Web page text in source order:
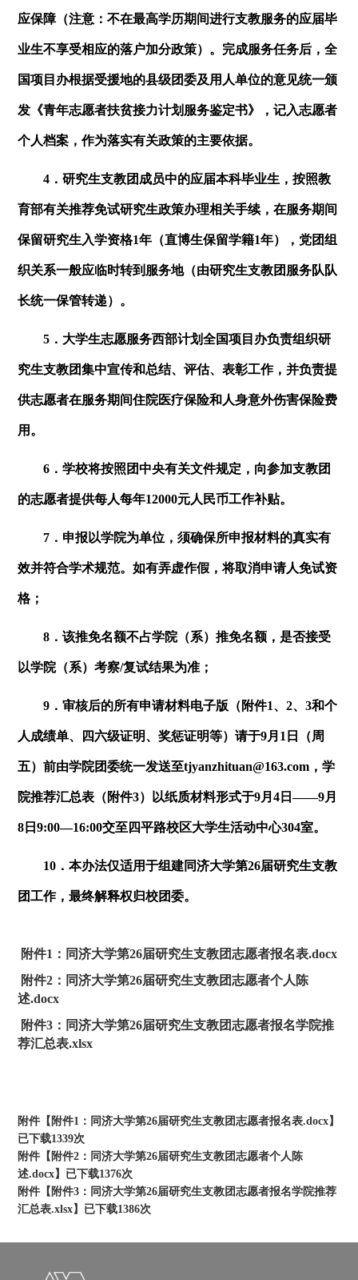
应保障（注意：不在最高学历期间进行支教服务的应届毕
业生不享受相应的落户加分政策）。完成服务任务后，全
国项目办根据受援地的县级团委及用人单位的意见统一颁
发《青年志愿者扶贫接力计划服务鉴定书》，记入志愿者
个人档案，作为落实有关政策的主要依据。
4．研究生支教团成员中的应届本科毕业生，按照教
育部有关推荐免试研究生政策办理相关手续，在服务期间
保留研究生入学资格1年（直博生保留学籍1年），党团组
织关系一般应临时转到服务地（由研究生支教团服务队队
长统一保管转递）。
5．大学生志愿服务西部计划全国项目办负责组织研
究生支教团集中宣传和总结、评估、表彰工作，并负责提
供志愿者在服务期间住院医疗保险和人身意外伤害保险费
用。
6．学校将按照团中央有关文件规定，向参加支教团
的志愿者提供每人每年12000元人民币工作补贴。
7．申报以学院为单位，须确保所申报材料的真实有
效并符合学术规范。如有弄虚作假，将取消申请人免试资
格；
8．该推免名额不占学院（系）推免名额，是否接受
以学院（系）考察/复试结果为准；
9．审核后的所有申请材料电子版（附件1、2、3和个
人成绩单、四六级证明、奖惩证明等）请于9月 1 日（周
五）前由学院团委统一发送至tjyanzhituan@163.com ，学
院推荐汇总表（附件3）以纸质材料形式于9月4 日——9月
8 日9:00—16:00交至四平路校区大学生活动中心304室。
10．本办法仅适用于组建同济大学第26届研究生支教
团工作，最终解释权归校团委。
附件1：同济大学第26届研究生支教团志愿者报名表.docx
附件2：同济大学第26届研究生支教团志愿者个人陈
述.docx
附件3：同济大学第26届研究生支教团志愿者报名学院推
荐汇总表.xlsx
附件【 附件1：同济大学第26届研究生支教团志愿者报名表.docx】
已下载1339次
附件【 附件2：同济大学第26届研究生支教团志愿者个人陈
述.docx】已下载1376次
附件【 附件3：同济大学第26届研究生支教团志愿者报名学院推荐
汇总表.xlsx】已下载1386次